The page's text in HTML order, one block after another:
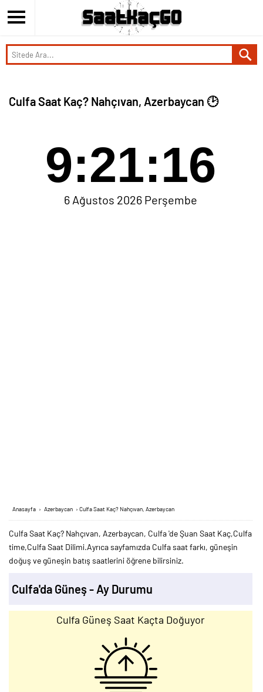
Culfa Saat Kaç? Nahçıvan, Azerbaycan 🕑
9:21:16
6 Ağustos 2026 Perşembe
Anasayfa › Azerbaycan › Culfa Saat Kaç? Nahçıvan, Azerbaycan
Culfa Saat Kaç? Nahçıvan, Azerbaycan, Culfa 'de Şuan Saat Kaç,Culfa
time,Culfa Saat Dilimi.Ayrıca sayfamızda Culfa saat farkı, güneşin
doğuş ve güneşin batış saatlerini öğrene bilirsiniz.
Culfa'da Güneş - Ay Durumu
Culfa Güneş Saat Kaçta Doğuyor